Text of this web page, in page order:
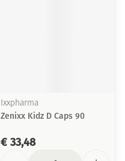
Ixxpharma
Zenixx Kidz D Caps 90
€ 33,48